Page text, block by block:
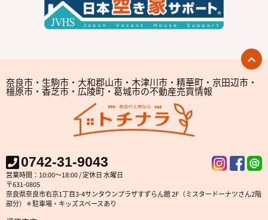
奈良市・生駒市・大和郡山市・木津川市・精華町・京田辺市・
橿原市・香芝市・広陵町・葛城市の不動産売買情報
0742-31-9043
営業時間：10:00～18:00 / 定休日 水曜日
〒631-0805
奈良県奈良市右京1丁目3-4サンタウンプラザすずらん館 2F（ミスタードーナツさん2階
部分）＊駐車場・キッズスペースあり